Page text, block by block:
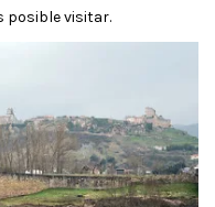
posible visitar.